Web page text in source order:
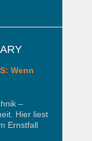
Wenn
–
Hier liest
Ernstfall